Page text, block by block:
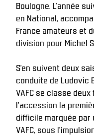
Boulogne. L’année
en National,
France amateurs et
division pour Michel
S’en suivent deux
conduite de Ludovic
VAFC se classe
l’accession la
difficile marquée par
VAFC, sous